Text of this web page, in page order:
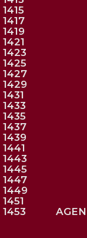
1423
1427
1429
1437
1439
1443
1445
1447
1449